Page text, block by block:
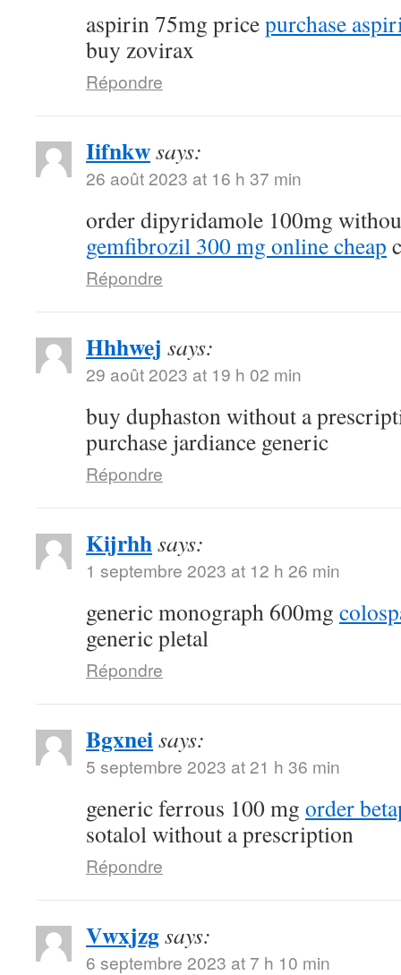
aspirin 75mg pricepurchase
buy zovirax
Répondre
Iifnkwsays:
26 août 2023 at 16 h 37 min
order dipyridamole 100mg
gemfibrozil 300 mg online cheap
Répondre
Hhhwej says:
29 août 2023 at 19 h 02 min
buy duphaston without a
purchase jardiance generic
Répondre
Kijrhhsays:
1 septembre 2023 at 12 h 26 min
generic monograph 600mg
generic pletal
Répondre
Bgxneisays:
5 septembre 2023 at 21 h 36 min
generic ferrous 100 mg order
sotalol without a prescription
Répondre
Vwxjzgsays:
6 septembre 2023 at 7 h 10 min